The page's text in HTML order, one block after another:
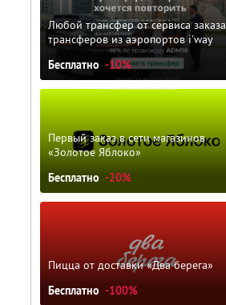
Любой трансфер от сервиса заказа
трансферов из аэропортов i'way
Бесплатно -10%
Первый заказ в сети магазинов
«Золотое Яблоко»
Бесплатно -20%
Пицца от доставки «Два берега»
Бесплатно -100%